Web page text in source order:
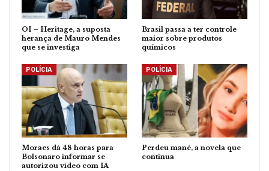
OI – Heritage, a suposta
herança de Mauro Mendes
que se investiga
Brasil passa a ter controle
maior sobre produtos
químicos
POLÍCIA
Moraes dá 48 horas para
Bolsonaro informar se
autorizou vídeo com IA
POLÍCIA
Perdeu mané, a novela que
continua